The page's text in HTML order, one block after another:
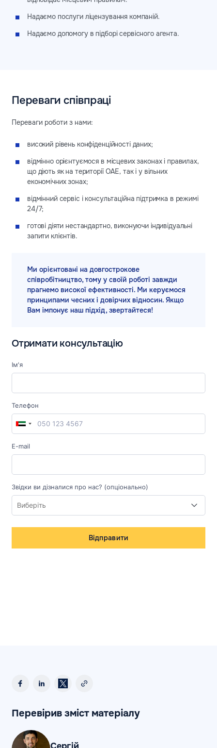
Надаємо послуги ліцензування компаній.
Надаємо допомогу в підборі сервісного агента.
Переваги співпраці
Переваги роботи з нами:
високий рівень конфіденційності даних;
відмінно орієнтуємося в місцевих законах і правилах,
що діють як на території ОАЕ, так і у вільних
економічних зонах;
відмінний сервіс і консультаційна підтримка в режимі
24/7;
готові діяти нестандартно, виконуючи індивідуальні
запити клієнтів.
Ми орієнтовані на довгострокове
співробітництво, тому у своїй роботі завжди
прагнемо високої ефективності. Ми керуємося
принципами чесних і довірчих відносин. Якщо
Вам імпонує наш підхід, звертайтеся!
Отримати консультацію
Ім'я
Телефон
E-mail
Звідки ви дізналися про нас? (опціонально)
Відправити
Перевірив зміст матеріалу